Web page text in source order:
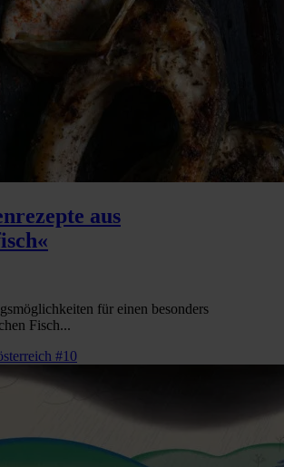
aus
für einen besonders
Fisch...
#10